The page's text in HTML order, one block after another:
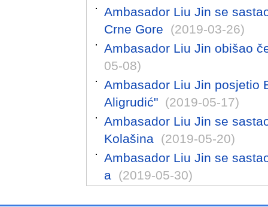
Ambasador Liu Jin se
Crne Gore
(2019-03-26)
Ambasador Liu Jin obišao
05-08)
Ambasador Liu Jin posjetio
Aligrudić" (2019-05-17)
Ambasador Liu Jin se
Kolašina (2019-05-20)
Ambasador Liu Jin se
a (2019-05-30)